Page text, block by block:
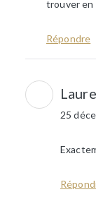
trouver en
Répondre
Laure
25